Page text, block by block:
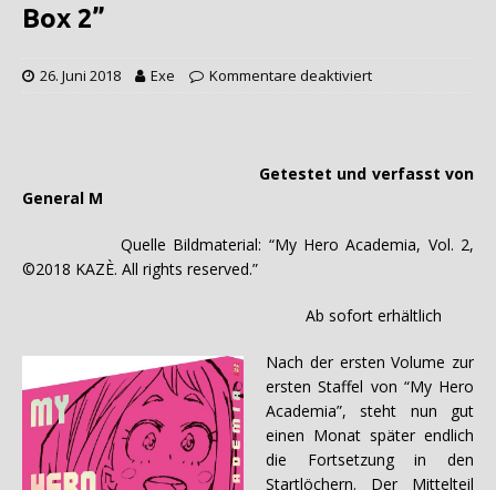
Box 2”
26. Juni 2018 Exe Kommentare deaktiviert
Getestet und verfasst von
General M
Quelle Bildmaterial: “My Hero Academia, Vol. 2,
©2018 KAZÈ. All rights reserved.”
Ab sofort erhältlich
Nach der ersten Volume zur
ersten Staffel von “My Hero
Academia”, steht nun gut
einen Monat später endlich
die Fortsetzung in den
Startlöchern. Der Mittelteil